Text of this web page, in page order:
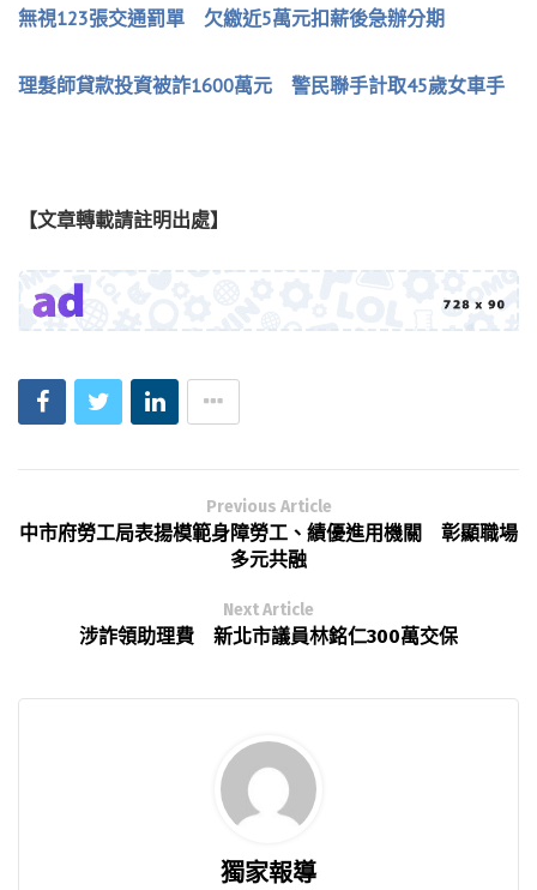
無視123張交通罰單 欠繳近5萬元扣薪後急辦分期
理髮師貸款投資被詐1600萬元 警民聯手計取45歲女車手
【文章轉載請註明出處】
Previous Article
中市府勞工局表揚模範身障勞工、績優進用機關 彰顯職場
多元共融
Next Article
涉詐領助理費 新北市議員林銘仁300萬交保
獨家報導